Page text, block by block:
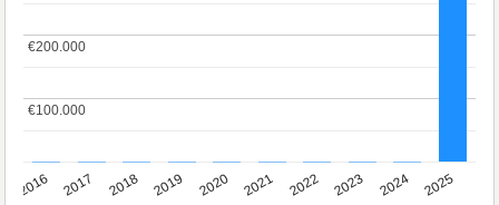
2016 2017 2018 2019 2020 2021 2022 2023 2024 2025
€100.000
€100.000
€200.000
€200.000